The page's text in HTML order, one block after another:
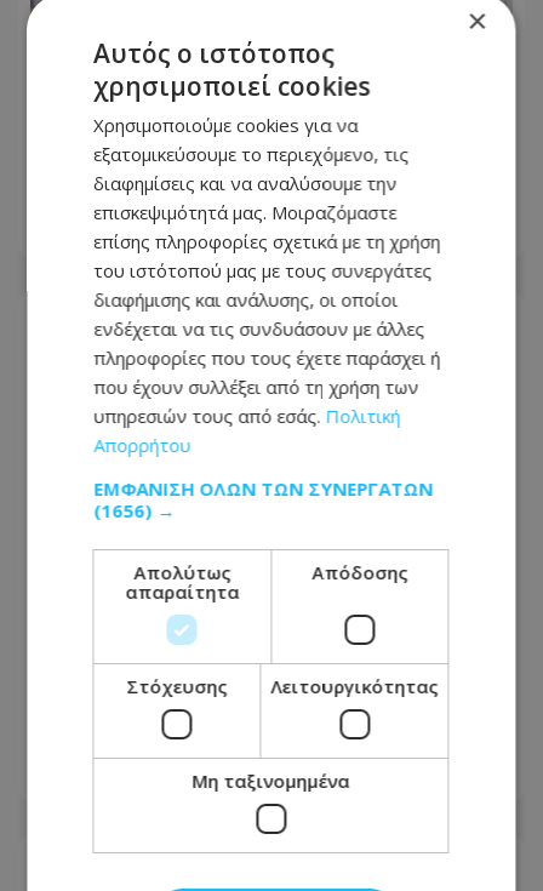
Θυρεοειδής: Τι να τρώτε και τι να
αποφεύγετε – Τα τρόφιμα και τα
συμπληρώματα που χρειάζονται
προσοχή
05.08.2026 - 12:09
«Νόμιζα ότι έφταιγε το πολύ
περπάτημα» - Η διάγνωση με ALS που
άλλαξε τη ζωή μιας 40χρονης
νοσηλεύτριας
×
Αυτός ο ιστότοπος
χρησιμοποιεί cookies
Χρησιμοποιούμε cookies για να
εξατομικεύσουμε το περιεχόμενο, τις
διαφημίσεις και να αναλύσουμε την
επισκεψιμότητά μας. Μοιραζόμαστε
επίσης πληροφορίες σχετικά με τη χρήση
του ιστότοπού μας με τους συνεργάτες
διαφήμισης και ανάλυσης, οι οποίοι
ενδέχεται να τις συνδυάσουν με άλλες
πληροφορίες που τους έχετε παράσχει ή
που έχουν συλλέξει από τη χρήση των
υπηρεσιών τους από εσάς. Πολιτική
Απορρήτου
ΕΜΦΆΝΙΣΗ ΌΛΩΝ ΤΩΝ ΣΥΝΕΡΓΑΤΏΝ
(1656) →
Απολύτως
απαραίτητα
Απόδοσης
Στόχευσης Λειτουργικότητας
Μη ταξινομημένα